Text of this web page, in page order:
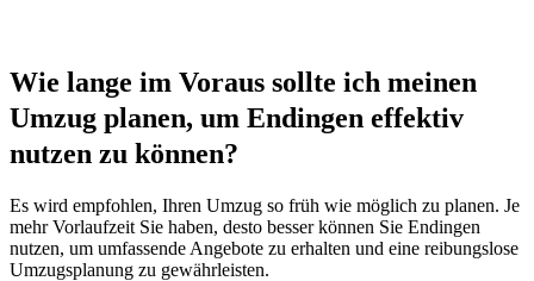
Wie lange im Voraus sollte ich meinen
Umzug planen, um Endingen effektiv
nutzen zu können?
Es wird empfohlen, Ihren Umzug so früh wie möglich zu planen. Je
mehr Vorlaufzeit Sie haben, desto besser können Sie Endingen
nutzen, um umfassende Angebote zu erhalten und eine reibungslose
Umzugsplanung zu gewährleisten.